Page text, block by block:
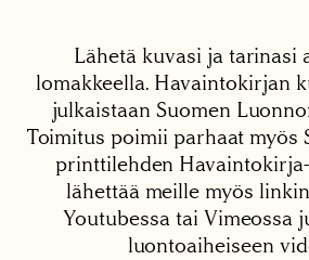
Lähetä kuvasi ja tarinasi
lomakkeella. Havaintokirjan
julkaistaan Suomen
Toimitus poimii parhaat myös
printtilehden
lähettää meille myös
Youtubessa tai Vimeossa
luontoaiheiseen